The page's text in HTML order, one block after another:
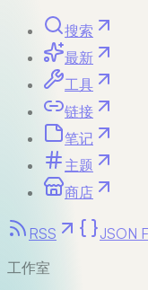
搜索
最新
工具
链接
笔记
主题
商店
RSS
JSON
工作室